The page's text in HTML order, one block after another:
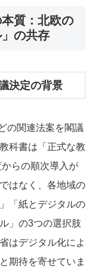
質：北欧の
の共存
決定の背景
の関連法案を閣議
科書は「正式な教
らの順次導入が
はなく、各地域の
「紙とデジタルの
」の3つの選択肢
はデジタル化によ
期待を寄せていま